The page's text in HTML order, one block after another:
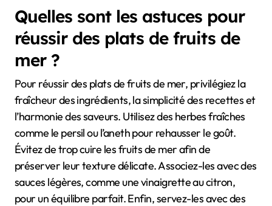
Quelles sont les astuces pour
réussir des plats de fruits de
mer ?
Pour réussir des plats de fruits de mer, privilégiez la
fraîcheur des ingrédients, la simplicité des recettes et
l’harmonie des saveurs. Utilisez des herbes fraîches
comme le persil ou l’aneth pour rehausser le goût.
Évitez de trop cuire les fruits de mer afin de
préserver leur texture délicate. Associez-les avec des
sauces légères, comme une vinaigrette au citron,
pour un équilibre parfait. Enfin, servez-les avec des